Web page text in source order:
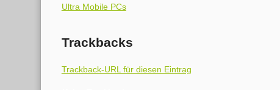
Ultra Mobile PCs
Trackbacks
Trackback-URL für diesen Eintrag